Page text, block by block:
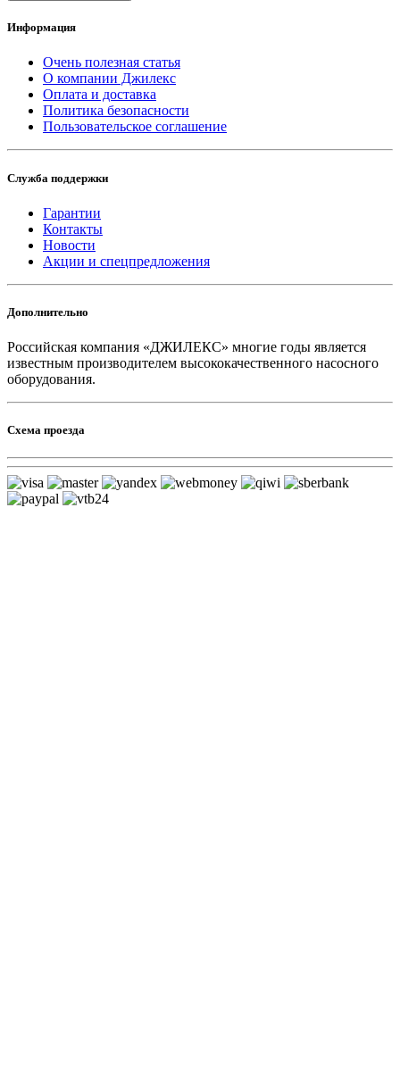
Информация
Очень полезная статья
О компании Джилекс
Оплата и доставка
Политика безопасности
Пользовательское соглашение
Служба поддержки
Гарантии
Контакты
Новости
Акции и спецпредложения
Дополнительно
Российская компания «ДЖИЛЕКС» многие годы является
известным производителем высококачественного насосного
оборудования.
Схема проезда